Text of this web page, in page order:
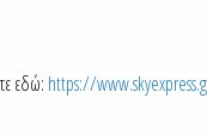
εδώ: https://